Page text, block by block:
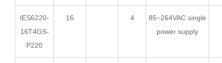
IES6220-
16T4GS-
P220
16 4
85~264VAC single
power supply